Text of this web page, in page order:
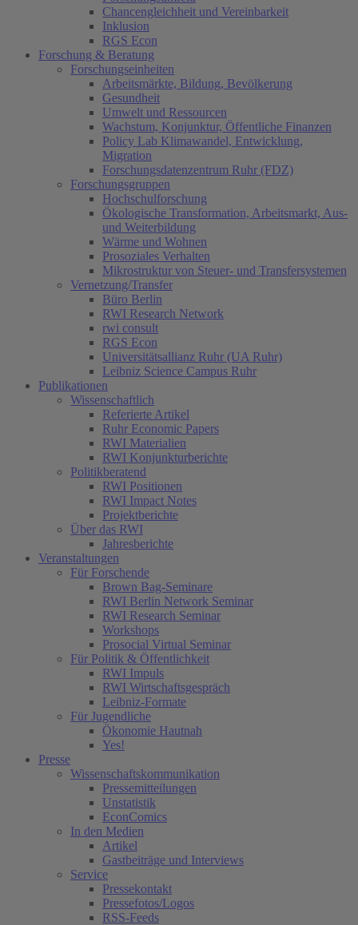
Chancengleichheit und Vereinbarkeit
Inklusion
RGS Econ
Forschung & Beratung
Forschungseinheiten
Arbeitsmärkte, Bildung, Bevölkerung
Gesundheit
Umwelt und Ressourcen
Wachstum, Konjunktur, Öffentliche Finanzen
Policy Lab Klimawandel, Entwicklung,
Migration
Forschungsdatenzentrum Ruhr (FDZ)
Forschungsgruppen
Hochschulforschung
Ökologische Transformation, Arbeitsmarkt, Aus-
und Weiterbildung
Wärme und Wohnen
Prosoziales Verhalten
Mikrostruktur von Steuer- und Transfersystemen
Vernetzung/Transfer
Büro Berlin
RWI Research Network
rwi consult
RGS Econ
Universitätsallianz Ruhr (UA Ruhr)
Leibniz Science Campus Ruhr
Publikationen
Wissenschaftlich
Referierte Artikel
Ruhr Economic Papers
RWI Materialien
RWI Konjunkturberichte
Politikberatend
RWI Positionen
RWI Impact Notes
Projektberichte
Über das RWI
Jahresberichte
Veranstaltungen
Für Forschende
Brown Bag-Seminare
RWI Berlin Network Seminar
RWI Research Seminar
Workshops
Prosocial Virtual Seminar
Für Politik & Öffentlichkeit
RWI Impuls
RWI Wirtschaftsgespräch
Leibniz-Formate
Für Jugendliche
Ökonomie Hautnah
Yes!
Presse
Wissenschaftskommunikation
Pressemitteilungen
Unstatistik
EconComics
In den Medien
Artikel
Gastbeiträge und Interviews
Service
Pressekontakt
Pressefotos/Logos
RSS-Feeds